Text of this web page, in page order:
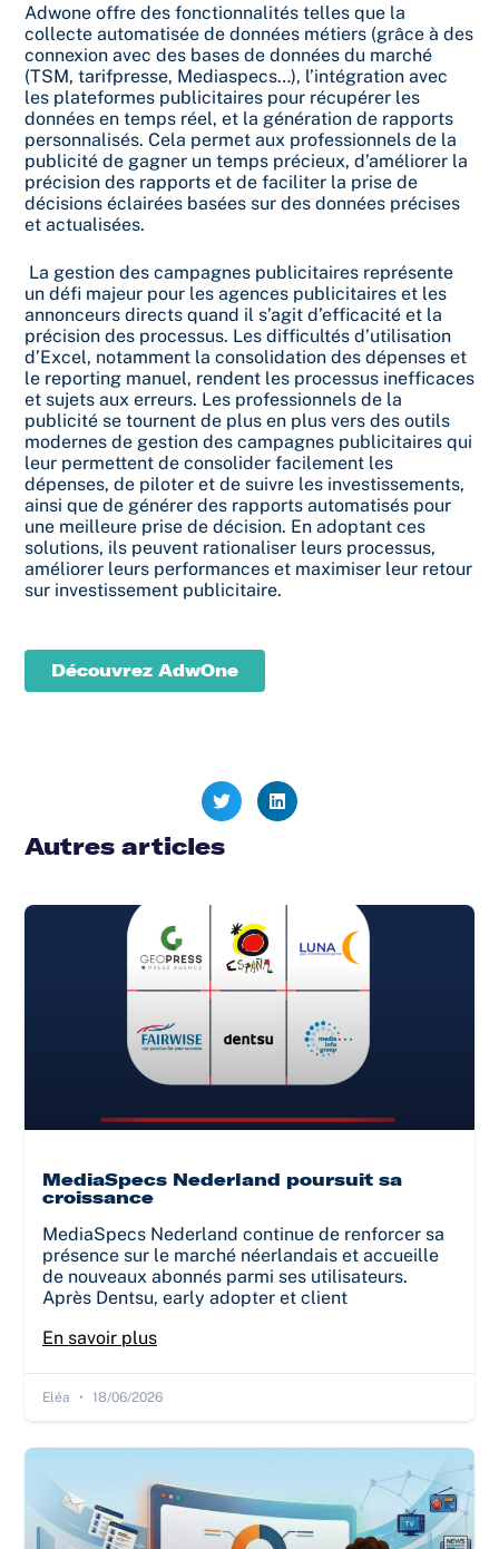
Adwone offre des fonctionnalités telles que la
collecte automatisée de données métiers (grâce à des
connexion avec des bases de données du marché
(TSM, tarifpresse, Mediaspecs…), l’intégration avec
les plateformes publicitaires pour récupérer les
données en temps réel, et la génération de rapports
personnalisés. Cela permet aux professionnels de la
publicité de gagner un temps précieux, d’améliorer la
précision des rapports et de faciliter la prise de
décisions éclairées basées sur des données précises
et actualisées.
La gestion des campagnes publicitaires représente
un défi majeur pour les agences publicitaires et les
annonceurs directs quand il s’agit d’efficacité et la
précision des processus. Les difficultés d’utilisation
d’Excel, notamment la consolidation des dépenses et
le reporting manuel, rendent les processus inefficaces
et sujets aux erreurs. Les professionnels de la
publicité se tournent de plus en plus vers des outils
modernes de gestion des campagnes publicitaires qui
leur permettent de consolider facilement les
dépenses, de piloter et de suivre les investissements,
ainsi que de générer des rapports automatisés pour
une meilleure prise de décision. En adoptant ces
solutions, ils peuvent rationaliser leurs processus,
améliorer leurs performances et maximiser leur retour
sur investissement publicitaire.
Découvrez AdwOne
Autres articles
MediaSpecs Nederland poursuit sa
croissance
MediaSpecs Nederland continue de renforcer sa
présence sur le marché néerlandais et accueille
de nouveaux abonnés parmi ses utilisateurs.
Après Dentsu, early adopter et client
En savoir plus
Eléa 18/06/2026